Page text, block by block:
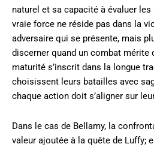
naturel et sa capacité à évaluer
vraie force ne réside pas dans la
adversaire qui se présente, mais
discerner quand un combat mérite
maturité s’inscrit dans la longue
choisissent leurs batailles avec
chaque action doit s’aligner sur
Dans le cas de Bellamy, la
valeur ajoutée à la quête de Luffy;